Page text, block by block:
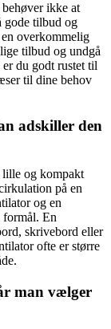
ikke at
tilbud og
overkommelig
tilbud og undgå
du godt rustet til
til dine behov
adskiller den
lille og kompakt
på en
og en
formål. En
skrivebord eller
ofte er større
man vælger